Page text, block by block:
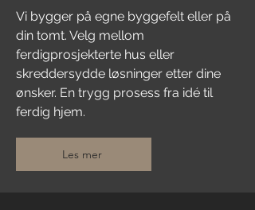
Vi bygger på egne byggefelt eller på
din tomt. Velg mellom
ferdigprosjekterte hus eller
skreddersydde løsninger etter dine
ønsker. En trygg prosess fra idé til
ferdig hjem.
Les mer